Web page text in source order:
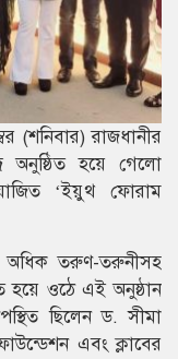
(শনিবার) রাজধানীর
অনুষ্ঠিত হয়ে গেলো
‘ইয়ুথ ফোরাম
অধিক তরুণ-তরুনীসহ
হয়ে ওঠে এই অনুষ্ঠান
ছিলেন ড. সীমা
এবং ক্লাবের